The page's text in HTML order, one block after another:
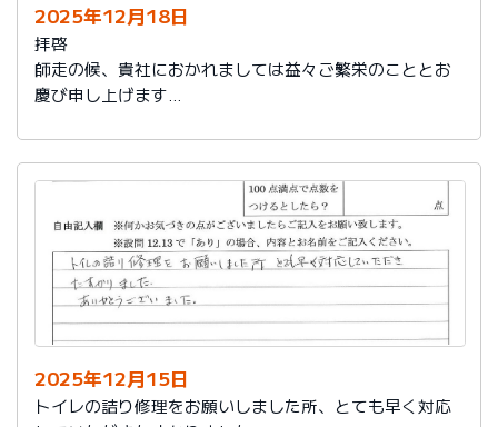
2025年12月18日
拝啓
師走の候、貴社におかれましては益々ご繁栄のこととお
慶び申し上げます
ざいました。
また、本日は心のこもったお葉書を受け取りました。ご
縁があり、この度の拙宅のリフォームを御社様にお願い
し、中田様、渡辺様をはじめ皆様のおかげをもちまし
て、毎日快適に暮らしております。ありがとうございま
した。
今後は、このような規模の修繕を行うことはおそらく起
こらず、小さな小さな修繕になろうかと思いますが、そ
の折は中田様、渡辺様にお願いさせていただくつもりで
おります。とても素晴らしい社員様です。
寒さもひとしお厳しい折でございますので、社長様、社
2025年12月15日
トイレの詰り修理をお願いしました所、とても早く対応